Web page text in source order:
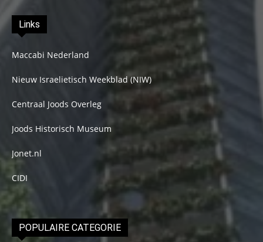
Links
Maccabi Nederland
Nieuw Israelietisch Weekblad (NIW)
Centraal Joods Overleg
Joods Historisch Museum
Jonet.nl
CIDI
POPULAIRE CATEGORIE